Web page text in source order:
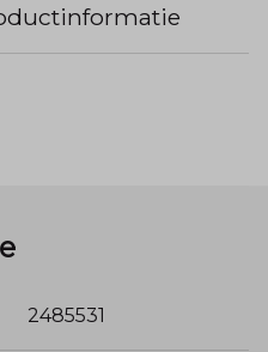
2485531